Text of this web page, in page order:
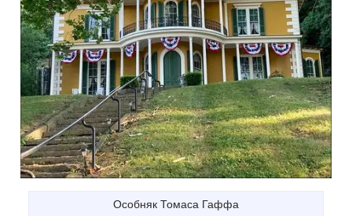
Особняк Томаса Гаффа